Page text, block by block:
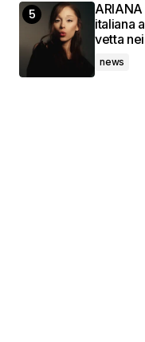
italiana
vetta
news